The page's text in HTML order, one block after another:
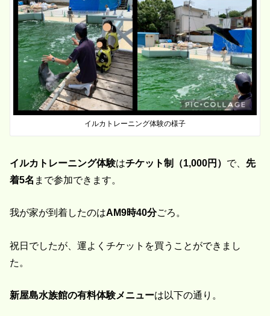
イルカトレーニング体験の様子
イルカトレーニング体験はチケット制（1,000円） で、先
着5名 まで参加できます。
我が家が到着したのはAM9時40分ごろ。
祝日でしたが、運よくチケットを買うことができまし
た。
新屋島水族館の有料体験メニューは以下の通り。